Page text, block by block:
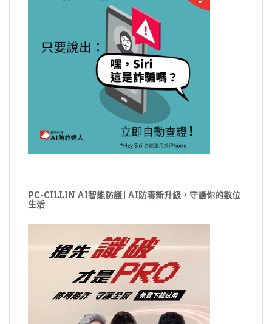
PC-CILLIN AI智能防護 | AI防毒新升級，守護你的數位
生活